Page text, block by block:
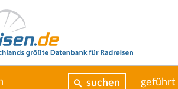
suchen geführt